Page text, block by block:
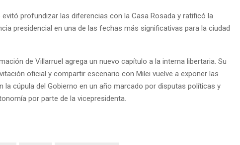
evitó profundizar las diferencias con la Casa Rosada y ratificó la
presidencial en una de las fechas más significativas para la ciudad
de Villarruel agrega un nuevo capítulo a la interna libertaria. Su
oficial y compartir escenario con Milei vuelve a exponer las
la cúpula del Gobierno en un año marcado por disputas políticas y
por parte de la vicepresidenta.